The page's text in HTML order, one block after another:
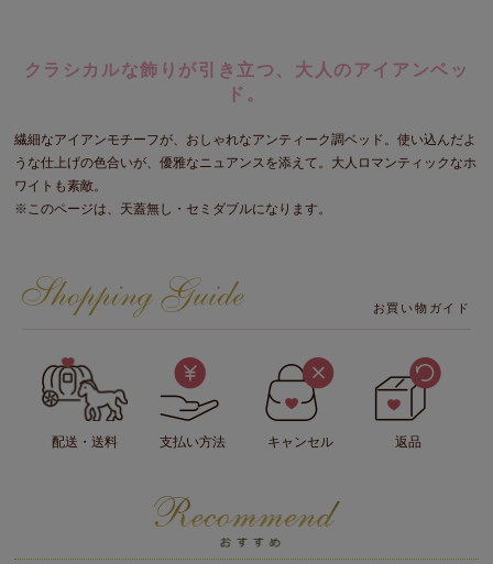
クラシカルな飾りが引き立つ、大人のアイアンベッ
ド。
繊細なアイアンモチーフが、おしゃれなアンティーク調ベッド。使い込んだよ
うな仕上げの色合いが、優雅なニュアンスを添えて。大人ロマンティックなホ
ワイトも素敵。
※このページは、天蓋無し・セミダブルになります。
お買い物ガイド
配送・送料 支払い方法 キャンセル 返品